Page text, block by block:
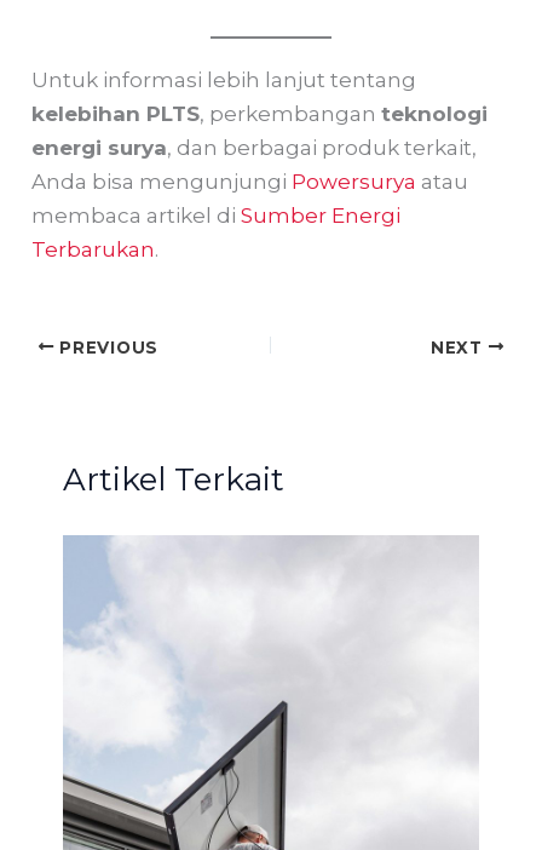
Untuk informasi lebih lanjut tentang
kelebihan PLTS, perkembanganteknologi
energi surya, dan berbagai produk terkait,
Anda bisa mengunjungi Powersurya atau
membaca artikel di Sumber Energi
Terbarukan.
PREVIOUS NEXT
Artikel Terkait